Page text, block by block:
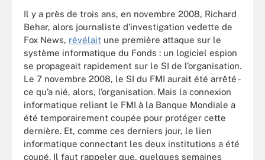
Il y a près de trois ans, en novembre 2008, Richard
Behar, alors journaliste d’investigation vedette de
Fox News, révélait une première attaque sur le
système informatique du Fonds : un logiciel espion
se propageait rapidement sur le SI de l’organisation.
Le 7 novembre 2008, le SI du FMI aurait été arrêté -
ce qu’a nié, alors, l’organisation. Mais la connexion
informatique reliant le FMI à la Banque Mondiale a
été temporairement coupée pour protéger cette
dernière. Et, comme ces derniers jour, le lien
informatique connectant les deux institutions a été
coupé. Il faut rappeler que, quelques semaines